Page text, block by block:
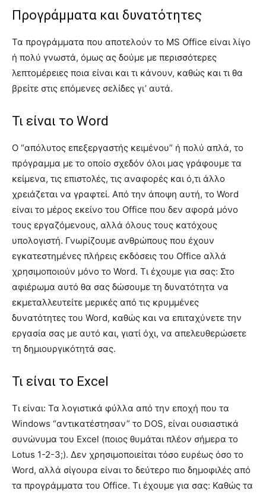
Προγράμματα και δυνατότητες
Τα προγράμματα που αποτελούν το MS Office είναι λίγο
ή πολύ γνωστά, όμως ας δούμε με περισσότερες
λεπτομέρειες ποια είναι και τι κάνουν, καθώς και τι θα
βρείτε στις επόμενες σελίδες γι’ αυτά.
Τι είναι το Word
Ο “απόλυτος επεξεργαστής κειμένου” ή πολύ απλά, το
πρόγραμμα με το οποίο σχεδόν όλοι μας γράφουμε τα
κείμενα, τις επιστολές, τις αναφορές και ό,τι άλλο
χρειάζεται να γραφτεί. Από την άποψη αυτή, το Word
είναι το μέρος εκείνο του Office που δεν αφορά μόνο
τους εργαζόμενους, αλλά όλους τους κατόχους
υπολογιστή. Γνωρίζουμε ανθρώπους που έχουν
εγκατεστημένες πλήρεις εκδόσεις του Office αλλά
χρησιμοποιούν μόνο το Word. Τι έχουμε για σας: Στο
αφιέρωμα αυτό θα σας δώσουμε τη δυνατότητα να
εκμεταλλευτείτε μερικές από τις κρυμμένες
δυνατότητες του Word, καθώς και να επιταχύνετε την
εργασία σας με αυτό και, γιατί όχι, να απελευθερώσετε
τη δημιουργικότητά σας.
Τι είναι το Excel
Τι είναι: Τα λογιστικά φύλλα από την εποχή που τα
Windows “αντικατέστησαν” το DOS, είναι ουσιαστικά
συνώνυμα του Excel (ποιος θυμάται πλέον σήμερα το
Lotus 1-2-3;). Δεν χρησιμοποιείται τόσο ευρέως όσο το
Word, αλλά σίγουρα είναι το δεύτερο πιο δημοφιλές από
τα προγράμματα του Office. Τι έχουμε για σας: Καθώς τα